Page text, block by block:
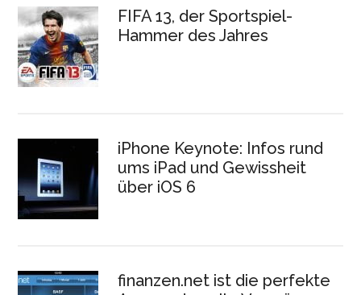
FIFA 13, der Sportspiel-
Hammer des Jahres
iPhone Keynote: Infos rund
ums iPad und Gewissheit
über iOS 6
finanzen.net ist die perfekte